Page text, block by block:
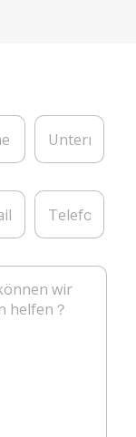
U
t
r
h
n
T
l
f
o
n